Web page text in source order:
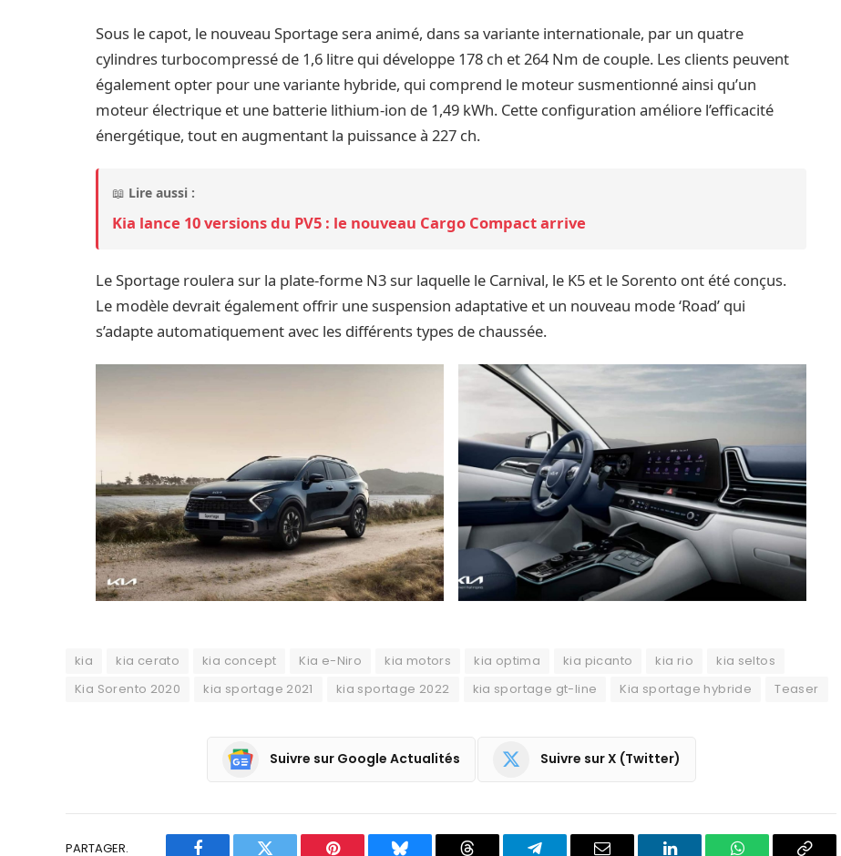
Sous le capot, le nouveau Sportage sera animé, dans sa variante internationale, par un quatre
cylindres turbocompressé de 1,6 litre qui développe 178 ch et 264 Nm de couple. Les clients peuvent
également opter pour une variante hybride, qui comprend le moteur susmentionné ainsi qu’un
moteur électrique et une batterie lithium-ion de 1,49 kWh. Cette configuration améliore l’efficacité
énergétique, tout en augmentant la puissance à 227 ch.
📖 Lire aussi :
Kia lance 10 versions du PV5 : le nouveau Cargo Compact arrive
Le Sportage roulera sur la plate-forme N3 sur laquelle le Carnival, le K5 et le Sorento ont été conçus.
Le modèle devrait également offrir une suspension adaptative et un nouveau mode ‘Road’ qui
s’adapte automatiquement avec les différents types de chaussée.
kia kia cerato kia concept Kia e-Niro kia motors kia optima kia picanto kia rio
kia seltos
Kia Sorento 2020
kia sportage 2021 kia sportage 2022 kia sportage gt-line Kia sportage hybride Teaser
Suivre sur Google Actualités Suivre sur X (Twitter)
PARTAGER.